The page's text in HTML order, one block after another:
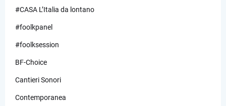
#CASA L’Italia da lontano
#foolkpanel
#foolksession
BF-Choice
Cantieri Sonori
Contemporanea